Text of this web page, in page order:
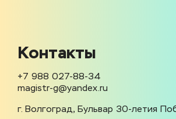
Контакты
+7 988 027-88-34
magistr-g@yandex.ru
г. Волгоград, Бульвар 30-летия